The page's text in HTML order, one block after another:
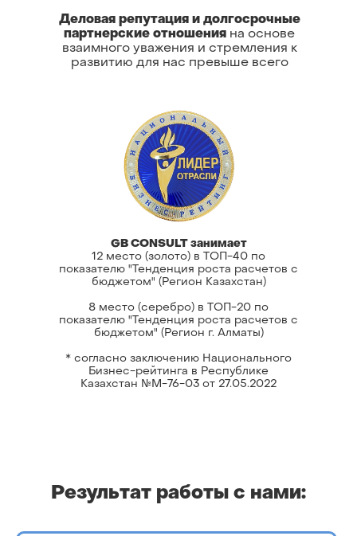
Деловая репутация и долгосрочные
партнерские отношения на основе
взаимного уважения и стремления к
развитию для нас превыше всего
GB CONSULT занимает
12 место (золото) в ТОП-40 по
показателю "Тенденция роста расчетов с
бюджетом" (Регион Казахстан)
8 место (серебро) в ТОП-20 по
показателю "Тенденция роста расчетов с
бюджетом" (Регион г. Алматы)
* согласно заключению Национального
Бизнес-рейтинга в Республике
Казахстан №М-76-03 от 27.05.2022
Результат работы с нами: